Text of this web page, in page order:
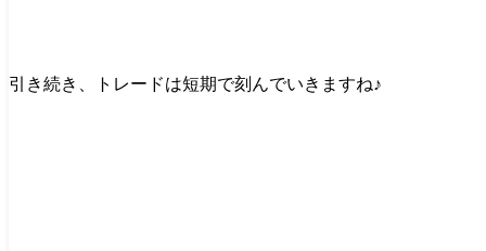
引き続き、トレードは短期で刻んでいきますね♪